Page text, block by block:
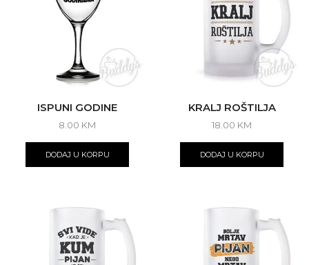
ISPUNI GODINE
8.00 KM
DODAJ U KORPU
KRALJ ROŠTILJA
18.00 KM
DODAJ U KORPU